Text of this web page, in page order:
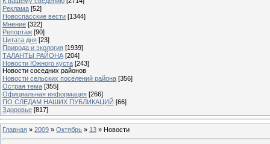
Реклама [52]
Новоспасские вести [1344]
Мнение [322]
Репортаж [90]
Цитата дня [23]
Природа и экология [1939]
ТАЛАНТЫ РАЙОНА [204]
Новости Южного куста [243]
Новости соседних районов
Новости сельских поселений района [356]
Острая тема [355]
Официальная информация [266]
ПО СЛЕДАМ НАШИХ ПУБЛИКАЦИЙ [66]
Здоровье [817]
Главная » 2009 » Октябрь » 13 » Новости